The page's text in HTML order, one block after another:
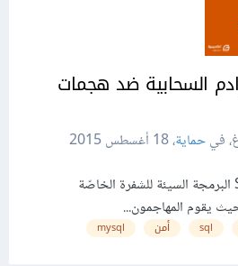
السحابية ضد هجمات
فيحماية،18 أغسطس 2015
تستغل هجمات حقن SQL البرمجة السيئة للشفرة الخاصّة
يقوم المهاجمون...
sql أمن mysql